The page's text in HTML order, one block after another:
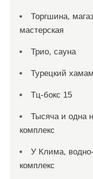
Торгшина,
мастерская
Трио, сауна
Турецкий
Тц-бокс 15
Тысяча и одна
комплекс
У Клима,
комплекс